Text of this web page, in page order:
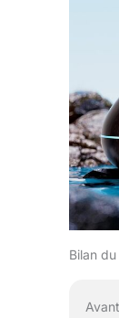
Bilan